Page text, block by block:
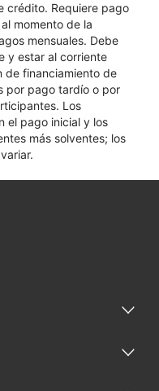
crédito. Requiere pago
momento de la
mensuales. Debe
y estar al corriente
de financiamiento de
por pago tardío o por
Los
el pago inicial y los
más solventes; los